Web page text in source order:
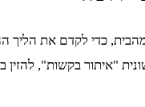
כדי לקדם את הליך
"איתור בקשות",